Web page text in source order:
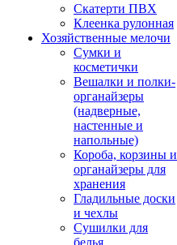
Скатерти ПВХ
Клеенка рулонная
Хозяйственные мелочи
Сумки и
косметички
Вешалки и полки-
органайзеры
(надверные,
настенные и
напольные)
Короба, корзины и
органайзеры для
хранения
Гладильные доски
и чехлы
Сушилки для
белья